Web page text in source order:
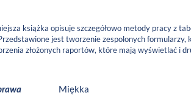
książka opisuje szczegółowo metody pracy z
jest tworzenie zespolonych
złożonych raportów, które mają wyświetlać i
Miękka